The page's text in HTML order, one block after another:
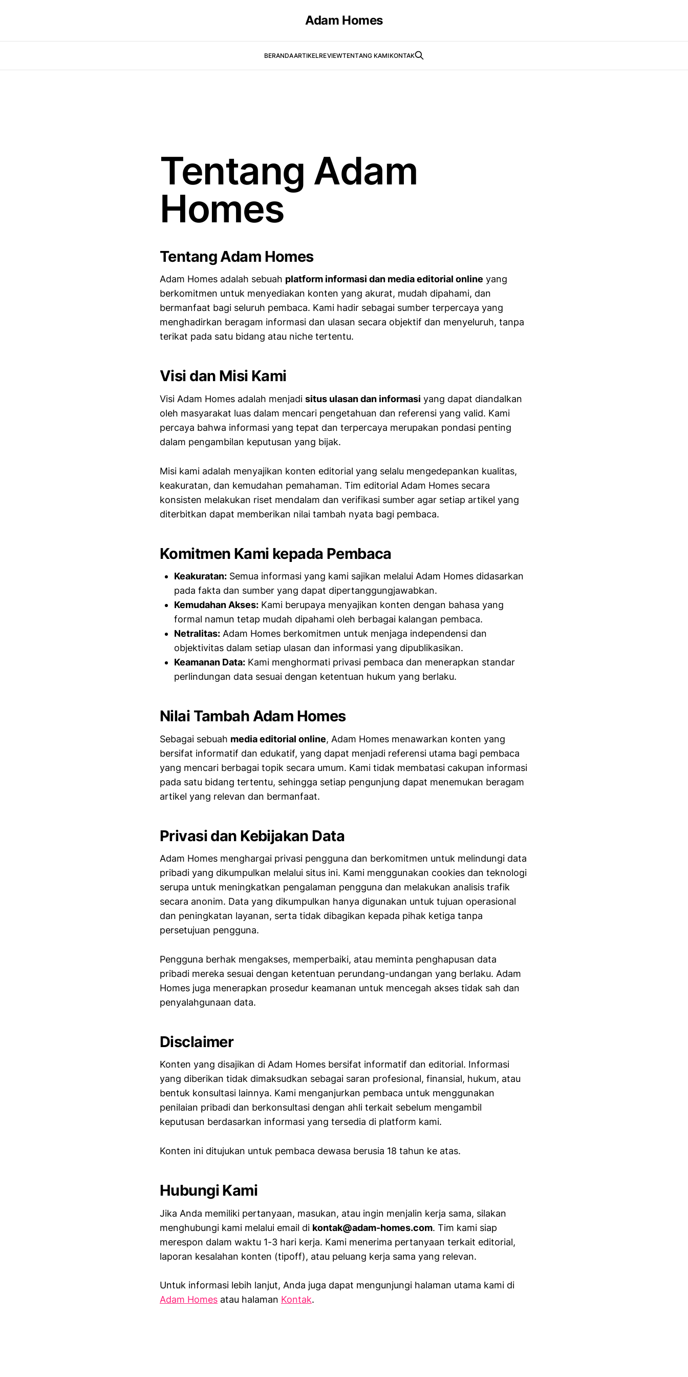
Adam Homes
BERANDAARTIKELREVIEWTENTANG KAMIKONTAK
Tentang Adam
Homes
Tentang Adam Homes
Adam Homes adalah sebuah platform informasi dan media editorial online yang
berkomitmen untuk menyediakan konten yang akurat, mudah dipahami, dan
bermanfaat bagi seluruh pembaca. Kami hadir sebagai sumber terpercaya yang
menghadirkan beragam informasi dan ulasan secara objektif dan menyeluruh, tanpa
terikat pada satu bidang atau niche tertentu.
Visi dan Misi Kami
Visi Adam Homes adalah menjadi situs ulasan dan informasi yang dapat diandalkan
oleh masyarakat luas dalam mencari pengetahuan dan referensi yang valid. Kami
percaya bahwa informasi yang tepat dan terpercaya merupakan pondasi penting
dalam pengambilan keputusan yang bijak.
Misi kami adalah menyajikan konten editorial yang selalu mengedepankan kualitas,
keakuratan, dan kemudahan pemahaman. Tim editorial Adam Homes secara
konsisten melakukan riset mendalam dan verifikasi sumber agar setiap artikel yang
diterbitkan dapat memberikan nilai tambah nyata bagi pembaca.
Komitmen Kami kepada Pembaca
Keakuratan: Semua informasi yang kami sajikan melalui Adam Homes didasarkan
pada fakta dan sumber yang dapat dipertanggungjawabkan.
Kemudahan Akses: Kami berupaya menyajikan konten dengan bahasa yang
formal namun tetap mudah dipahami oleh berbagai kalangan pembaca.
Netralitas: Adam Homes berkomitmen untuk menjaga independensi dan
objektivitas dalam setiap ulasan dan informasi yang dipublikasikan.
Keamanan Data: Kami menghormati privasi pembaca dan menerapkan standar
perlindungan data sesuai dengan ketentuan hukum yang berlaku.
Nilai Tambah Adam Homes
Sebagai sebuah media editorial online, Adam Homes menawarkan konten yang
bersifat informatif dan edukatif, yang dapat menjadi referensi utama bagi pembaca
yang mencari berbagai topik secara umum. Kami tidak membatasi cakupan informasi
pada satu bidang tertentu, sehingga setiap pengunjung dapat menemukan beragam
artikel yang relevan dan bermanfaat.
Privasi dan Kebijakan Data
Adam Homes menghargai privasi pengguna dan berkomitmen untuk melindungi data
pribadi yang dikumpulkan melalui situs ini. Kami menggunakan cookies dan teknologi
serupa untuk meningkatkan pengalaman pengguna dan melakukan analisis trafik
secara anonim. Data yang dikumpulkan hanya digunakan untuk tujuan operasional
dan peningkatan layanan, serta tidak dibagikan kepada pihak ketiga tanpa
persetujuan pengguna.
Pengguna berhak mengakses, memperbaiki, atau meminta penghapusan data
pribadi mereka sesuai dengan ketentuan perundang-undangan yang berlaku. Adam
Homes juga menerapkan prosedur keamanan untuk mencegah akses tidak sah dan
penyalahgunaan data.
Disclaimer
Konten yang disajikan di Adam Homes bersifat informatif dan editorial. Informasi
yang diberikan tidak dimaksudkan sebagai saran profesional, finansial, hukum, atau
bentuk konsultasi lainnya. Kami menganjurkan pembaca untuk menggunakan
penilaian pribadi dan berkonsultasi dengan ahli terkait sebelum mengambil
keputusan berdasarkan informasi yang tersedia di platform kami.
Konten ini ditujukan untuk pembaca dewasa berusia 18 tahun ke atas.
Hubungi Kami
Jika Anda memiliki pertanyaan, masukan, atau ingin menjalin kerja sama, silakan
menghubungi kami melalui email di kontak@adam-homes.com. Tim kami siap
merespon dalam waktu 1-3 hari kerja. Kami menerima pertanyaan terkait editorial,
laporan kesalahan konten (tipoff), atau peluang kerja sama yang relevan.
Untuk informasi lebih lanjut, Anda juga dapat mengunjungi halaman utama kami di
Adam Homes atau halaman Kontak.